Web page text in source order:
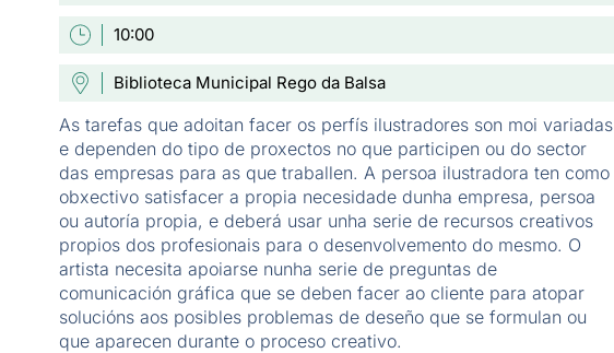
10:00
Biblioteca Municipal Rego da Balsa
As tarefas que adoitan facer os perfís ilustradores son moi variadas
e dependen do tipo de proxectos no que participen ou do sector
das empresas para as que traballen. A persoa ilustradora ten como
obxectivo satisfacer a propia necesidade dunha empresa, persoa
ou autoría propia, e deberá usar unha serie de recursos creativos
propios dos profesionais para o desenvolvemento do mesmo. O
artista necesita apoiarse nunha serie de preguntas de
comunicación gráfica que se deben facer ao cliente para atopar
solucións aos posibles problemas de deseño que se formulan ou
que aparecen durante o proceso creativo.